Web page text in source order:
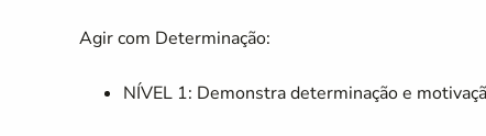
Agir com Determinação:
NÍVEL 1: Demonstra determinação e